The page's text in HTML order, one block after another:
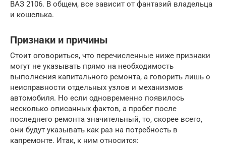
ВАЗ 2106. В общем, все зависит от фантазий владельца
и кошелька.
Признаки и причины
Стоит оговориться, что перечисленные ниже признаки
могут не указывать прямо на необходимость
выполнения капитального ремонта, а говорить лишь о
неисправности отдельных узлов и механизмов
автомобиля. Но если одновременно появилось
несколько описанных фактов, а пробег после
последнего ремонта значительный, то, скорее всего,
они будут указывать как раз на потребность в
капремонте. Итак, к ним относится: